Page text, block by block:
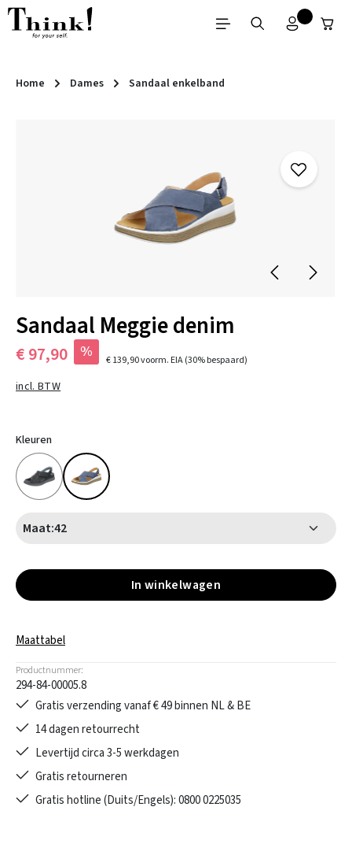
Ga naar de hoofdinhoud
Home Dames Sandaal enkelband
Sandaal Meggie denim
€ 97,90 % € 139,90voorm. EIA(30% bespaard)
incl. BTW
Kleuren
Maat:42
In winkelwagen
Maattabel
Productnummer:
294-84-00005.8
Gratis verzending vanaf € 49 binnen NL & BE
14 dagen retourrecht
Levertijd circa 3-5 werkdagen
Gratis retourneren
Gratis hotline (Duits/Engels): 0800 0225035